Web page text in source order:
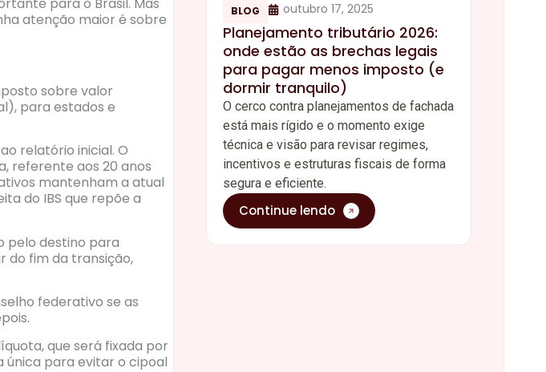
BLOG outubro 17, 2025
Planejamento tributário 2026:
onde estão as brechas legais
para pagar menos imposto (e
dormir tranquilo)
O cerco contra planejamentos de fachada
está mais rígido e o momento exige
técnica e visão para revisar regimes,
incentivos e estruturas fiscais de forma
segura e eficiente.
Continue lendo
para o Brasil. Mas
atenção maior é sobre
sobre valor
para estados e
relatório inicial. O
referente aos 20 anos
mantenham a atual
do IBS que repõe a
pelo destino para
do fim da transição,
federativo se as
que será fixada por
única para evitar o cipoal